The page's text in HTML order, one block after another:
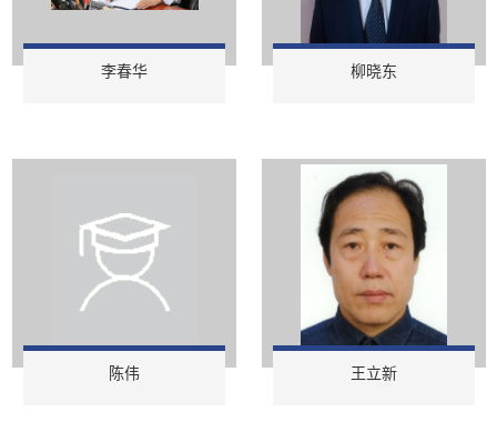
李春华 柳晓东
陈伟 王立新